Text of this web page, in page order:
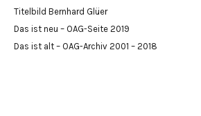
Titelbild Bernhard Glüer
Das ist neu – OAG-Seite 2019
Das ist alt – OAG-Archiv 2001 – 2018